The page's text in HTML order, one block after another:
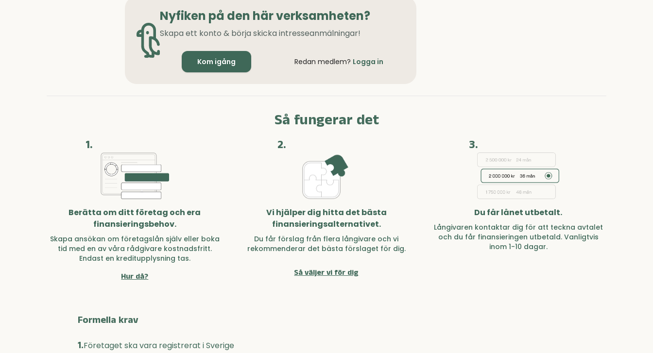
Nyfiken på den här verksamheten?
Skapa ett konto & börja skicka intresseanmälningar!
Kom igång Redan medlem? Logga in
Så fungerar det
1.
Berätta om ditt företag och era
finansieringsbehov.
Skapa ansökan om företagslån själv eller boka
tid med en av våra rådgivare kostnadsfritt.
Endast en kreditupplysning tas.
Hur då?
2.
Vi hjälper dig hitta det bästa
finansieringsalternativet.
Du får förslag från flera långivare och vi
rekommenderar det bästa förslaget för dig.
Så väljer vi för dig
3.
Du får lånet utbetalt.
Långivaren kontaktar dig för att teckna avtalet
och du får finansieringen utbetald. Vanligtvis
inom 1-10 dagar.
Formella krav
1.Företaget ska vara registrerat i Sverige